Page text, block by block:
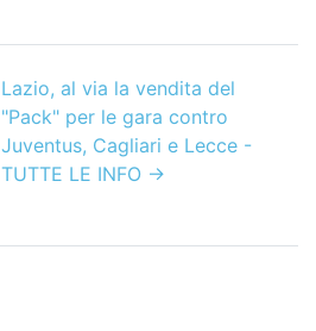
Lazio, al via la vendita del
"Pack" per le gara contro
Juventus, Cagliari e Lecce -
TUTTE LE INFO →